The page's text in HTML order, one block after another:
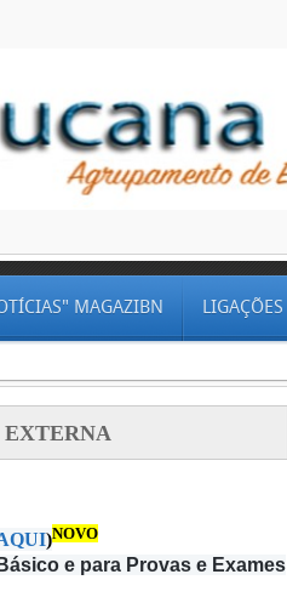
MAGAZIBN LIGAÇÕES
EXTERNA
)NOVO
e para Provas e Exames